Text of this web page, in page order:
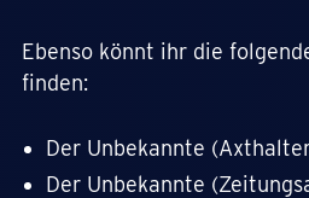
Ebenso könnt ihr die
finden:
Der Unbekannte
Der Unbekannte